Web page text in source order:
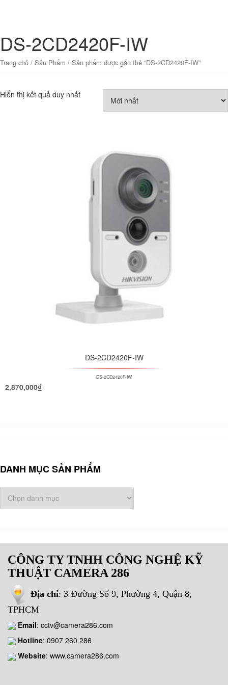
DS-2CD2420F-IW
Trang chủ / Sản Phẩm / Sản phẩm được gắn thẻ “DS-2CD2420F-IW”
Hiển thị kết quả duy nhất
DS-2CD2420F-IW
DS-2CD2420F-IW
2,870,000₫
DANH MỤC SẢN PHẨM
CÔNG TY TNHH CÔNG NGHỆ KỸ
THUẬT CAMERA 286
Địa chỉ: 3 Đường Số 9, Phường 4, Quận 8,
TPHCM
Email: cctv@camera286.com
Hotline: 0907 260 286
Website: www.camera286.com